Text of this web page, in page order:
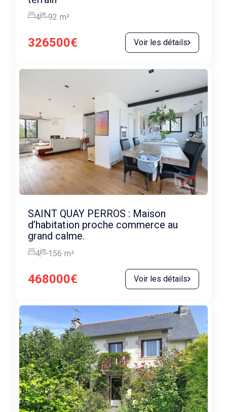
4 92 m²
326500€ Voir les détails
SAINT QUAY PERROS : Maison
d’habitation proche commerce au
grand calme.
4 156 m²
468000€ Voir les détails